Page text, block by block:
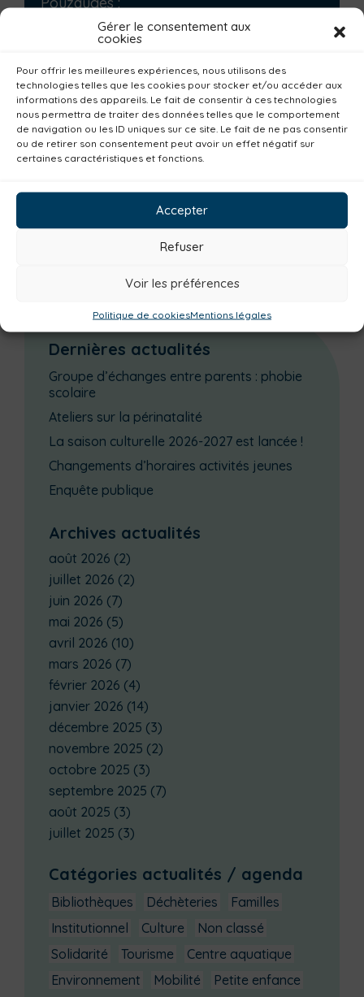
Gérer le consentement aux
cookies
Pour offrir les meilleures expériences, nous utilisons des
technologies telles que les cookies pour stocker et/ou accéder aux
informations des appareils. Le fait de consentir à ces technologies
nous permettra de traiter des données telles que le comportement
de navigation ou les ID uniques sur ce site. Le fait de ne pas consentir
ou de retirer son consentement peut avoir un effet négatif sur
certaines caractéristiques et fonctions.
Accepter
Refuser
Voir les préférences
Politique de cookiesMentions légales
Tél : 02.51.57.53.93
LES DOCUMENTS À TÉLÉCHARGER
Programme Objectif jobs d'été 2023
Partager cette page :
Dernières actualités
Groupe d’échanges entre parents : phobie
scolaire
Ateliers sur la périnatalité
La saison culturelle 2026-2027 est lancée !
Changements d’horaires activités jeunes
Enquête publique
Archives actualités
août 2026 (2)
juillet 2026 (2)
juin 2026 (7)
mai 2026 (5)
avril 2026 (10)
mars 2026 (7)
février 2026 (4)
janvier 2026 (14)
décembre 2025 (3)
novembre 2025 (2)
octobre 2025 (3)
septembre 2025 (7)
août 2025 (3)
juillet 2025 (3)
Catégories actualités / agenda
Bibliothèques Déchèteries
Familles
Institutionnel
Culture
Non classé
Solidarité
Tourisme
Centre aquatique
Environnement
Mobilité
Petite enfance